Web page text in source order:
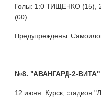
Голы: 1:0 ТИЩЕНКО (15),
(60).
Предупреждены:
№8. "АВАНГАРД-2-ВИТА"
12 июня. Курск, стадион